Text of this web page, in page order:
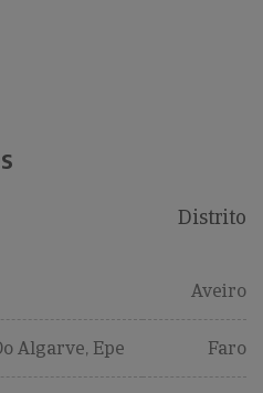
Distrito
Aveiro
Algarve, Epe Faro